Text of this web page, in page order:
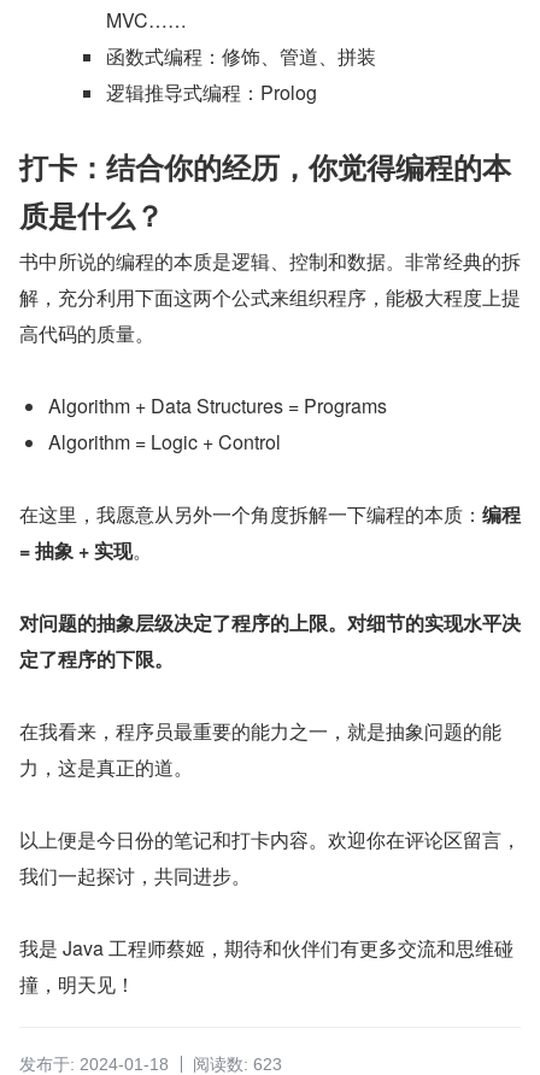
MVC……
函数式编程：修饰、管道、拼装
逻辑推导式编程：Prolog
打卡：结合你的经历，你觉得编程的本
质是什么？
书中所说的编程的本质是逻辑、控制和数据。非常经典的拆
解，充分利用下面这两个公式来组织程序，能极大程度上提
高代码的质量。
Algorithm + Data Structures = Programs
Algorithm = Logic + Control
在这里，我愿意从另外一个角度拆解一下编程的本质： 编程
= 抽象 + 实现。
对问题的抽象层级决定了程序的上限。对细节的实现水平决
定了程序的下限。
在我看来，程序员最重要的能力之一，就是抽象问题的能
力，这是真正的道。
以上便是今日份的笔记和打卡内容。欢迎你在评论区留言，
我们一起探讨，共同进步。
我是 Java 工程师蔡姬，期待和伙伴们有更多交流和思维碰
撞，明天见！
发布于: 2024-01-18 阅读数: 623